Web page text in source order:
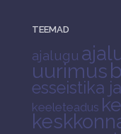
TEEMAD
ajalugu
uurimus
esseistika
keeleteadus